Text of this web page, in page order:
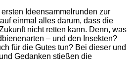
Ideensammelrunden zur
einmal alles darum, dass die
nicht retten kann. Denn, was
– und den Insekten?
für die Gutes tun? Bei dieser und
Gedanken stießen die